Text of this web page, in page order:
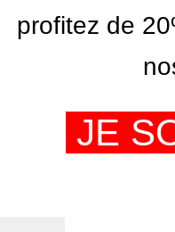
profitez de
JE